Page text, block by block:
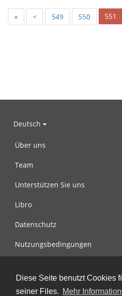
Diese Seite benutzt Cookies
seiner Files. Mehr
« < 549 550 551
Deutsch
Über uns
Team
Unterstützen Sie uns
Libro
Datenschutz
Nutzungsbedingungen